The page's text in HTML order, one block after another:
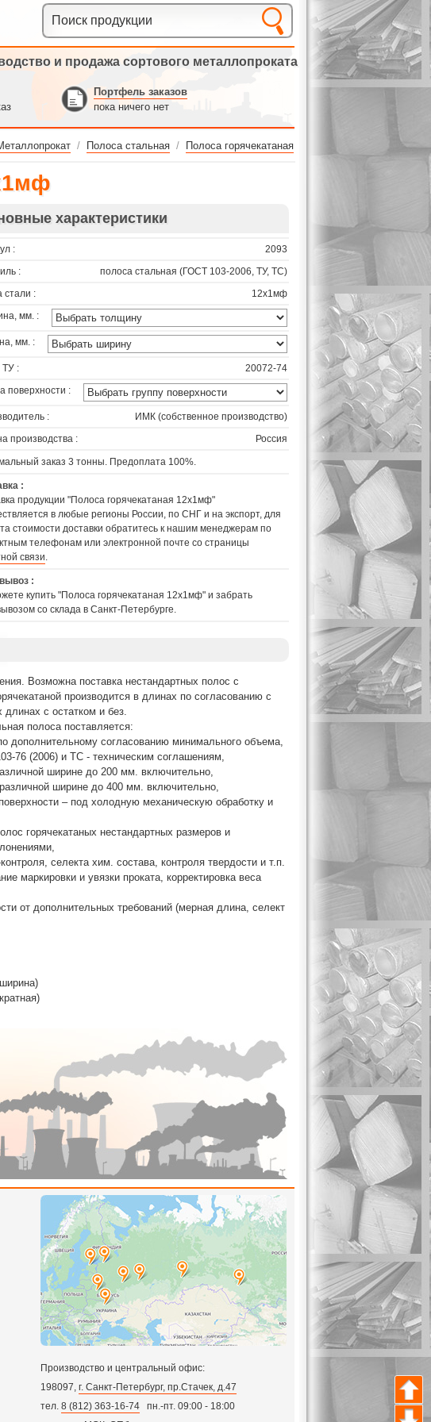
и продажа сортового металлопроката
Портфель заказов
пока ничего нет
/ Полоса стальная / Полоса горячекатаная
характеристики
:
2093
:
полоса стальная (ГОСТ 103-2006, ТУ, ТС)
стали :
12х1мф
мм. :
мм. :
ТУ :
20072-74
поверхности :
:
ИМК (собственное производство)
производства :
Россия
заказ 3 тонны. Предоплата 100%.
:
продукции "Полоса горячекатаная 12х1мф"
в любые регионы России, по СНГ и на экспорт, для
стоимости доставки обратитесь к нашим менеджерам по
телефонам или электронной почте со страницы
связи.
:
купить "Полоса горячекатаная 12х1мф" и забрать
со склада в Санкт-Петербурге.
Возможна поставка нестандартных полос с
производится в длинах по согласованию с
длинах с остатком и без.
полоса поставляется:
дополнительному согласованию минимального объема,
76 (2006) и ТС - техническим соглашениям,
ширине до 200 мм. включительно,
ширине до 400 мм. включительно,
– под холодную механическую обработку и
горячекатаных нестандартных размеров и
селекта хим. состава, контроля твердости и т.п.
маркировки и увязки проката, корректировка веса
от дополнительных требований (мерная длина, селект
Производство и центральный офис:
198097, г. Санкт-Петербург, пр.Стачек, д.47
тел. 8 (812) 363-16-74 пн.-пт. 09:00 - 18:00